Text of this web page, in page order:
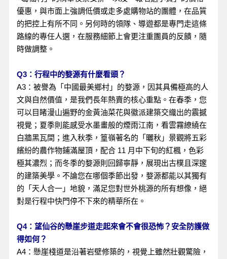
優惠，與市面上強調低價或走多處購物站的團體，在品質
的把控上有所不同。另何時的領隊、導遊都是專門走這條
路線的專任人選，在服務細節上會更注重團員的反饋，隨
時做調整。
Q3：行程中的婺源有什麼看頭？
A3：被譽為「中國最美鄉村」的婺源，因其具備極高的人
文與自然價值，是我們長年熱賣的核心重點。在春季，您
可以目睹漫山遍野的金黃油菜花與徽派建築交織出的震撼
視覺；夏季則能感受水墨畫般的煙雨江南，看雲霧繚繞在
白牆黑瓦間；進入秋季，篁嶺著名的「曬秋」景觀將五彩
繽紛的農作物鋪滿屋頂，配合 11 月中下旬的紅楓，色彩
極其濃烈；而冬季的婺源則回歸寧靜，展現出古樸且深邃
的建築美學。不論您在哪個季節出發，婺源都能以其獨有
的「天人合一」地貌，滿足您對世外桃源的所有想像，絕
對是行程中快門停不下來的精華所在。
Q4：望仙谷的懸崖步道走起來會不會很恐怖？安全防護做
得如何？
A4：懸崖棧道是沿著岩壁修築的，視覺上雖然壯觀驚險，